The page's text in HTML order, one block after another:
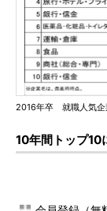
2016年卒 就職人気企
10年間トップ10